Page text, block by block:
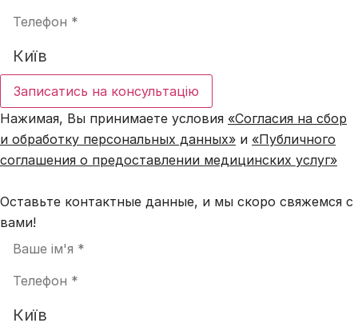
Записатись на консультацію
Нажимая, Вы принимаете условия «Согласия на сбор
и обработку персональных данных» и «Публичного
соглашения о предоставлении медицинских услуг»
Оставьте контактные данные, и мы скоро свяжемся с
вами!